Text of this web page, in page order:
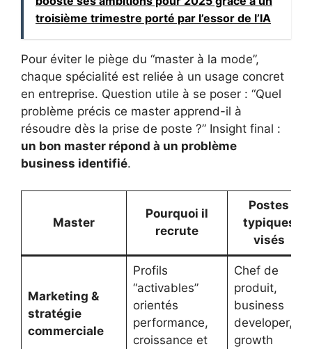
troisième trimestre porté par l’essor de l’IA
Pour éviter le piège du “master à la mode”,
chaque spécialité est reliée à un usage concret
en entreprise. Question utile à se poser : “Quel
problème précis ce master apprend-il à
résoudre dès la prise de poste ?” Insight final :
un bon master répond à un problème
business identifié.
Master
Pourquoi il
recrute
Postes
typiques
visés
Marketing &
stratégie
commerciale
Profils
“activables”
orientés
performance,
croissance et
Chef de
produit,
business
developer,
growth